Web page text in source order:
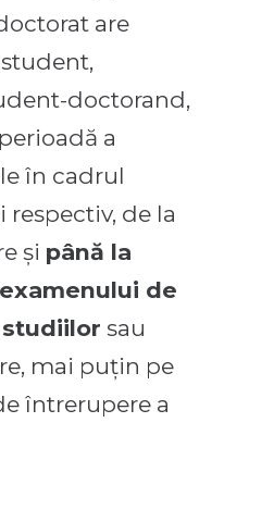
are
doctorand,
a
în cadrul
de la
şi până la
de
sau
mai puţin pe
întrerupere a